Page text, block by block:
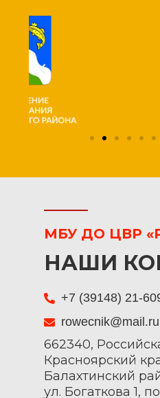
МБУ ДО ЦВР
НАШИ
+7 (39148) 21-
rowecnik@mail.ru
662340,
Красноярский
Балахтинский
ул. Богаткова 1,